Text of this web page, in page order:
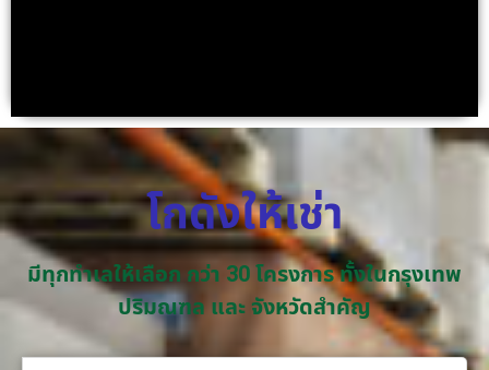
โกดังให้เช่า
มีทุกทำเลให้เลือก กว่า 30 โครงการ ทั้งในกรุงเทพ
ปริมณฑล และ จังหวัดสำคัญ